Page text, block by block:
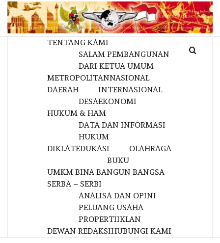
TENTANG KAMI
SALAM PEMBANGUNAN
DARI KETUA UMUM
METROPOLITANNASIONAL
DAERAH
DESA
INTERNASIONAL
EKONOMI
HUKUM & HAM
DATA DAN INFORMASI
HUKUM
DIKLATEDUKASI
BUKU
OLAHRAGA
UMKM BINA BANGUN BANGSA
SERBA – SERBI
ANALISA DAN OPINI
PELUANG USAHA
PROPERTIIKLAN
DEWAN REDAKSIHUBUNGI KAMI